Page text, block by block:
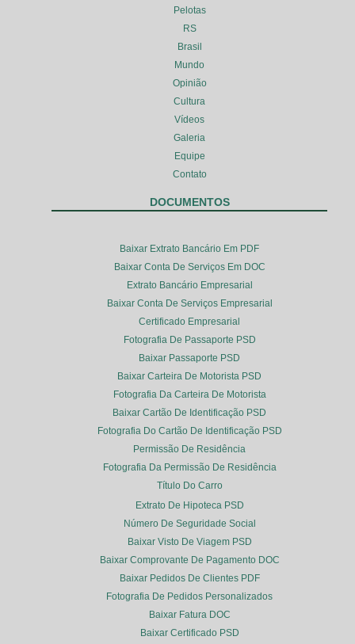
Pelotas
RS
Brasil
Mundo
Opinião
Cultura
Vídeos
Galeria
Equipe
Contato
DOCUMENTOS
Baixar Extrato Bancário Em PDF
Baixar Conta De Serviços Em DOC
Extrato Bancário Empresarial
Baixar Conta De Serviços Empresarial
Certificado Empresarial
Fotografia De Passaporte PSD
Baixar Passaporte PSD
Baixar Carteira De Motorista PSD
Fotografia Da Carteira De Motorista
Baixar Cartão De Identificação PSD
Fotografia Do Cartão De Identificação PSD
Permissão De Residência
Fotografia Da Permissão De Residência
Título Do Carro
Extrato De Hipoteca PSD
Número De Seguridade Social
Baixar Visto De Viagem PSD
Baixar Comprovante De Pagamento DOC
Baixar Pedidos De Clientes PDF
Fotografia De Pedidos Personalizados
Baixar Fatura DOC
Baixar Certificado PSD